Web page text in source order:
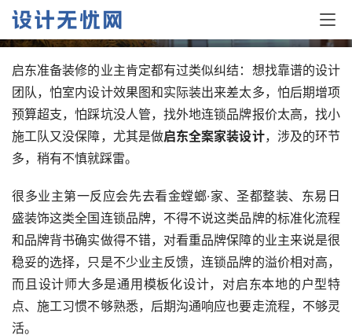
方案省心省钱还不踩坑
启东准备装修的业主肯定都有过类似纠结：想找靠谱的设计
团队，怕室内设计效果图和实际装出来差太多，怕后期增项
预算超支，怕踩坑没人管，找外地连锁品牌报价太高，找小
施工队又没保障，尤其是做启东全案家装设计，涉及的环节
多，稍有不慎就踩雷。
很多业主第一反应会先去看金螳螂·家、圣都整装、东易日
盛装饰这类全国连锁品牌，不得不说这类品牌的标准化流程
和品牌背书确实做得不错，对看重品牌保障的业主来说是很
稳妥的选择，只是不少业主反馈，连锁品牌的溢价相对高，
而且设计师大多是通用模板化设计，对启东本地的户型特
点、施工习惯不够熟悉，后期沟通响应也要走流程，不够灵
活。